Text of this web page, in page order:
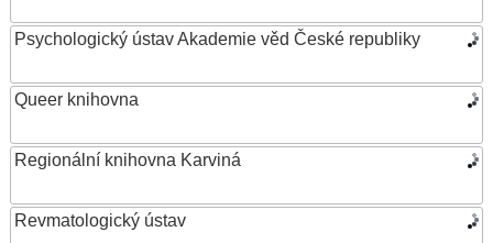
Psychologický ústav Akademie věd České republiky
Queer knihovna
Regionální knihovna Karviná
Revmatologický ústav